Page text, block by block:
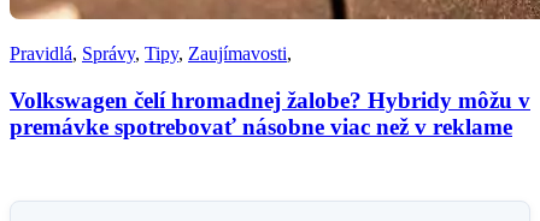
Pravidlá, Správy, Tipy, Zaujímavosti,
Volkswagen čelí hromadnej žalobe? Hybridy môžu v
premávke spotrebovať násobne viac než v reklame